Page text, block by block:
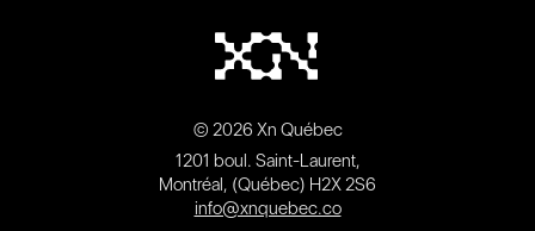
© 2026 Xn Québec
1201 boul. Saint-Laurent,
Montréal, (Québec) H2X 2S6
info@xnquebec.co